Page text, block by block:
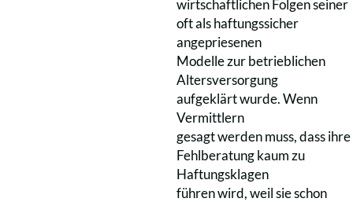
wirtschaftlichen Folgen seiner
oft als haftungssicher
angepriesenen
Modelle zur betrieblichen
Altersversorgung
aufgeklärt wurde. Wenn
Vermittlern
gesagt werden muss, dass ihre
Fehlberatung kaum zu
Haftungsklagen
führen wird, weil sie schon